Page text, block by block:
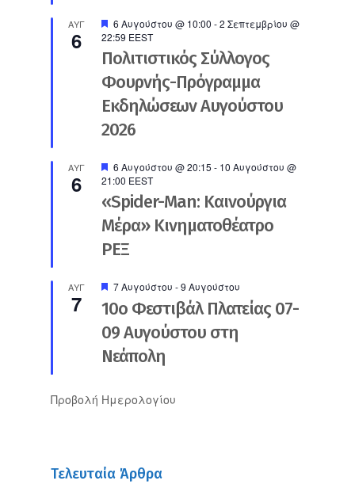
ΑΥΓ
6
Προτεινόμενο
6 Αυγούστου @ 10:00 -2 Σεπτεμβρίου @
22:59 EEST
Πολιτιστικός Σύλλογος
Φουρνής-Πρόγραμμα
Εκδηλώσεων Αυγούστου
2026
ΑΥΓ
6
Προτεινόμενο
6 Αυγούστου @ 20:15 - 10 Αυγούστου @
21:00 EEST
«Spider-Man: Καινούργια
Μέρα» Κινηματοθέατρο
ΡΕΞ
ΑΥΓ
7
Προτεινόμενο
7 Αυγούστου -9 Αυγούστου
10ο Φεστιβάλ Πλατείας 07-
09 Αυγούστου στη
Νεάπολη
Προβολή Ημερολογίου
Τελευταία Άρθρα